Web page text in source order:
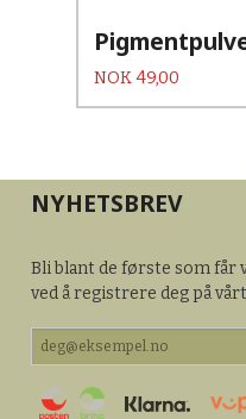
Pris
NOK 49,00
NYHETSBREV
Bli blant de første som får
ved å registrere deg på